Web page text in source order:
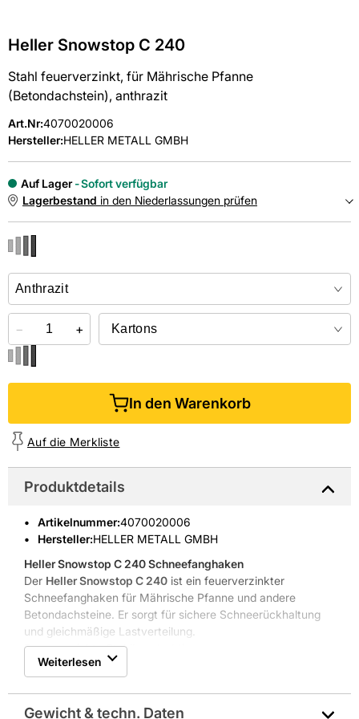
Heller Snowstop C 240
Stahl feuerverzinkt, für Mährische Pfanne
(Betondachstein), anthrazit
Art.Nr:4070020006
Hersteller:HELLER METALL GMBH
Auf Lager
Sofort verfügbar
Lagerbestand in den Niederlassungen prüfen
Online kaufen &
− +
In den Warenkorb
Auf die Merkliste
Produktdetails
Artikelnummer:4070020006
Hersteller:HELLER METALL GMBH
Heller Snowstop C 240Schneefanghaken
Der Heller Snowstop C 240 ist ein feuerverzinkter
Schneefanghaken für Mährische Pfanne und andere
Betondachsteine. Er sorgt für sichere Schnee­rückhaltung
und gleichmäßige Lastverteilung.
Feuerverzinkte Stahlkonstruktion
Gleichmäßige Schneelastverteilung
Verringert Rückstau am Vordach
Kompatibel mit Mährischer Pfanne
Anthrazitfarbene Optik
Weiterlesen
Gewicht & techn. Daten